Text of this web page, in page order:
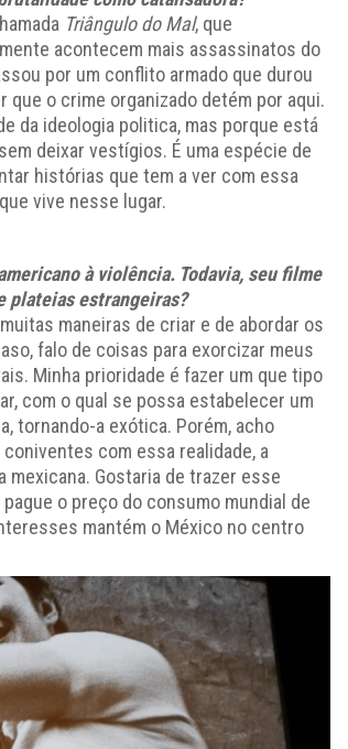
Triângulo do Mal, que
acontecem mais assassinatos do
por um conflito armado que durou
o crime organizado detém por aqui.
da ideologia politica, mas porque está
deixar vestígios. É uma espécie de
histórias que tem a ver com essa
vive nesse lugar.
à violência. Todavia, seu filme
plateias estrangeiras?
maneiras de criar e de abordar os
falo de coisas para exorcizar meus
Minha prioridade é fazer um que tipo
com o qual se possa estabelecer um
tornando-a exótica. Porém, acho
com essa realidade, a
Gostaria de trazer esse
o preço do consumo mundial de
mantém o México no centro